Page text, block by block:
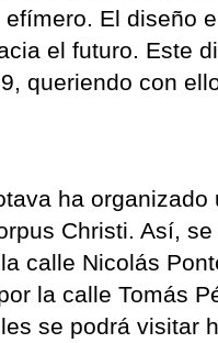
El diseño
el futuro. Este
queriendo con
ha
Christi. Así,
calle Nicolás
la calle Tomás
se podrá visitar